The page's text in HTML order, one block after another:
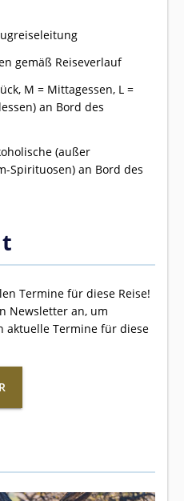
gemäß Reiseverlauf
M = Mittagessen, L =
an Bord des
(außer
Spirituosen) an Bord des
Termine für diese Reise!
Newsletter an, um
aktuelle Termine für diese